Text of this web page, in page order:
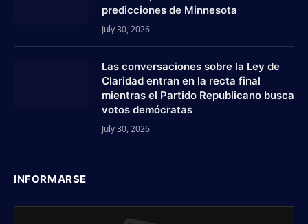
predicciones de Minnesota
July 30, 2026
Las conversaciones sobre la Ley de
Claridad entran en la recta final
mientras el Partido Republicano busca
votos demócratas
July 30, 2026
INFORMARSE